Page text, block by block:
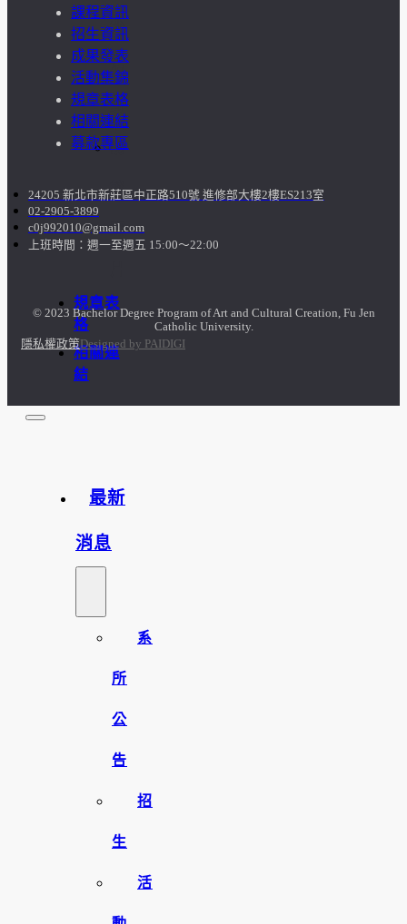
外
活
動
訪
談
照
規章表
格
相關連
結
最新
消息
系
所
公
告
招
生
活
課程資訊
招生資訊
成果發表
活動集錦
規章表格
相關連結
募款專區
24205 新北市新莊區中正路510號 進修部大樓2樓ES213室
02-2905-3899
c0j992010@gmail.com
上班時間：週一至週五 15:00～22:00
© 2023 Bachelor Degree Program of Art and Cultural Creation, Fu Jen
Catholic University.
隱私權政策Designed by PAIDIGI